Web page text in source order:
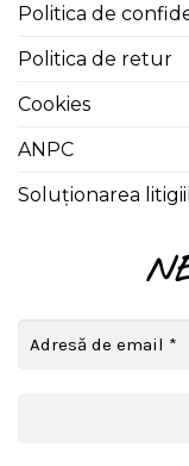
Politica de
Politica de retur
Cookies
ANPC
Soluționarea